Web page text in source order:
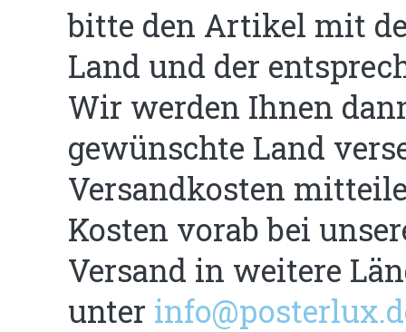
bitte den Artikel mit
Land und der
Wir werden Ihnen
gewünschte Land
Versandkosten
Kosten vorab bei
Versand in weitere
unter